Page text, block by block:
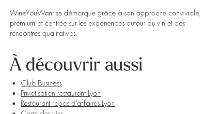
WineYouWant se démarque grâce à son approche conviviale,
premium et centrée sur les expériences autour du vin et des
rencontres qualitatives.
À découvrir aussi
Club Business
Privatisation restaurant Lyon
Restaurant repas d’affaires Lyon